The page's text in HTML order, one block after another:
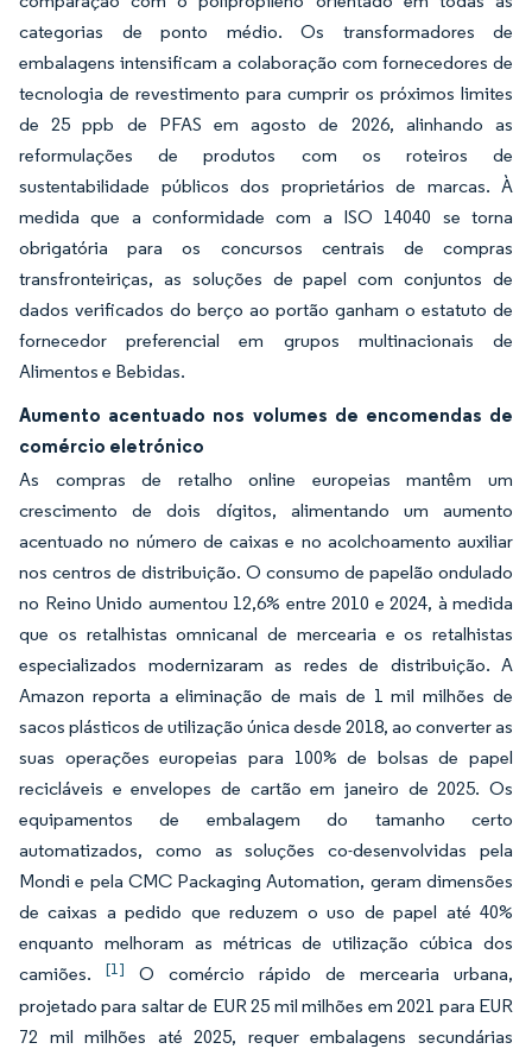
categorias de ponto médio. Os transformadores de
embalagens intensificam a colaboração com fornecedores de
tecnologia de revestimento para cumprir os próximos limites
de 25 ppb de PFAS em agosto de 2026, alinhando as
reformulações de produtos com os roteiros de
sustentabilidade públicos dos proprietários de marcas. À
medida que a conformidade com a ISO 14040 se torna
obrigatória para os concursos centrais de compras
transfronteiriças, as soluções de papel com conjuntos de
dados verificados do berço ao portão ganham o estatuto de
fornecedor preferencial em grupos multinacionais de
Alimentos e Bebidas.
Aumento acentuado nos volumes de encomendas de
comércio eletrónico
As compras de retalho online europeias mantêm um
crescimento de dois dígitos, alimentando um aumento
acentuado no número de caixas e no acolchoamento auxiliar
nos centros de distribuição. O consumo de papelão ondulado
no Reino Unido aumentou 12,6% entre 2010 e 2024, à medida
que os retalhistas omnicanal de mercearia e os retalhistas
especializados modernizaram as redes de distribuição. A
Amazon reporta a eliminação de mais de 1 mil milhões de
sacos plásticos de utilização única desde 2018, ao converter as
suas operações europeias para 100% de bolsas de papel
recicláveis e envelopes de cartão em janeiro de 2025. Os
equipamentos de embalagem do tamanho certo
automatizados, como as soluções co-desenvolvidas pela
Mondi e pela CMC Packaging Automation, geram dimensões
de caixas a pedido que reduzem o uso de papel até 40%
enquanto melhoram as métricas de utilização cúbica dos
camiões. [1]
O comércio rápido de mercearia urbana,
projetado para saltar de EUR 25 mil milhões em 2021 para EUR
72 mil milhões até 2025, requer embalagens secundárias